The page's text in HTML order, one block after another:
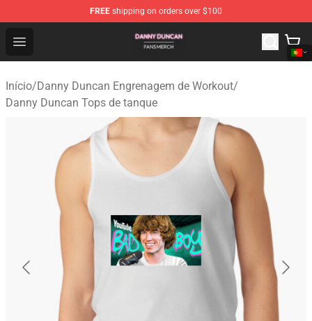
FREE shipping on orders over $100
Open menu
Danny Duncan Shop - Official Danny Duncan
Início/Danny Duncan Engrenagem de Workout/
Danny Duncan Tops de tanque